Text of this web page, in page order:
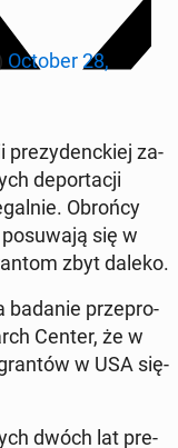
October 28,
pre­zy­denc­kiej za­
de­por­ta­cji
Obrońcy
się w
zbyt daleko.
badanie prze­pro­
Center, że w
w USA się­
dwóch lat pre­